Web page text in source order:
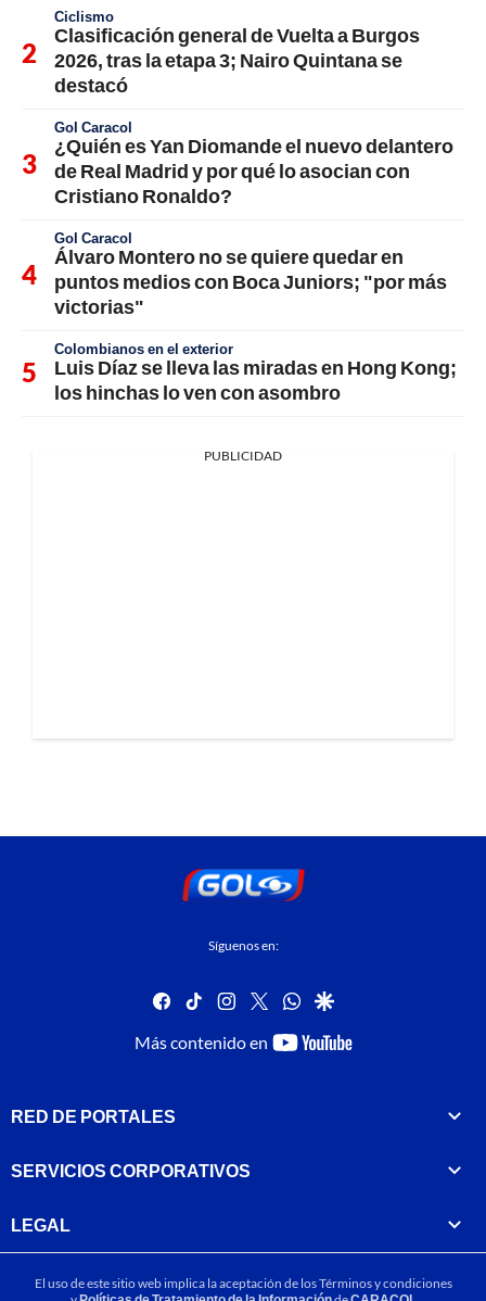
Ciclismo
Clasificación general de Vuelta a Burgos
2026, tras la etapa 3; Nairo Quintana se
destacó
Gol Caracol
¿Quién es Yan Diomande el nuevo delantero
de Real Madrid y por qué lo asocian con
Cristiano Ronaldo?
Gol Caracol
Álvaro Montero no se quiere quedar en
puntos medios con Boca Juniors; "por más
victorias"
Colombianos en el exterior
Luis Díaz se lleva las miradas en Hong Kong;
los hinchas lo ven con asombro
PUBLICIDAD
Síguenos en:
facebook
tiktok instagram
twitterwhatsapp
google
Más contenido en
youtube-
RED DE PORTALES
SERVICIOS CORPORATIVOS
LEGAL
El uso de este sitio web implica la aceptación de losTérminos y condiciones